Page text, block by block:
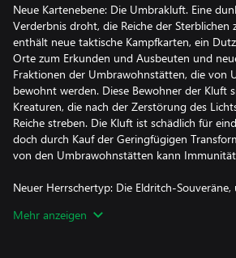
Neue Kartenebene: Die Umbrakluft. Eine
Verderbnis droht, die Reiche der Sterblichen
enthält neue taktische Kampfkarten, ein
Orte zum Erkunden und Ausbeuten und
Fraktionen der Umbrawohnstätten, die von
bewohnt werden. Diese Bewohner der Kluft
Kreaturen, die nach der Zerstörung des
Reiche streben. Die Kluft ist schädlich für
doch durch Kauf der Geringfügigen
von den Umbrawohnstätten kann
Neuer Herrschertyp: Die Eldritch-
besitzen die einzigartige Mechanik der
Mehr anzeigen